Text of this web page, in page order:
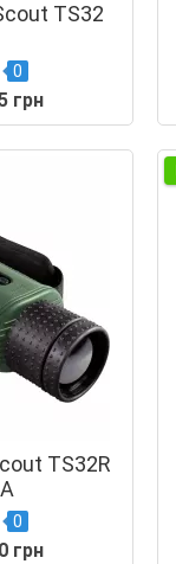
TS32
0
грн
TS32R
0
грн